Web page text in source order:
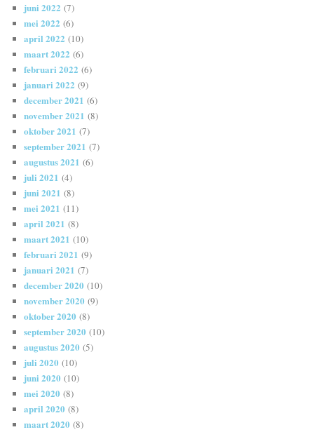
juni 2022 (7)
mei 2022 (6)
april 2022 (10)
maart 2022 (6)
februari 2022 (6)
januari 2022 (9)
december 2021 (6)
november 2021 (8)
oktober 2021 (7)
september 2021 (7)
augustus 2021 (6)
juli 2021 (4)
juni 2021 (8)
mei 2021 (11)
april 2021 (8)
maart 2021 (10)
februari 2021 (9)
januari 2021 (7)
december 2020 (10)
november 2020 (9)
oktober 2020 (8)
september 2020 (10)
augustus 2020 (5)
juli 2020 (10)
juni 2020 (10)
mei 2020 (8)
april 2020 (8)
maart 2020 (8)